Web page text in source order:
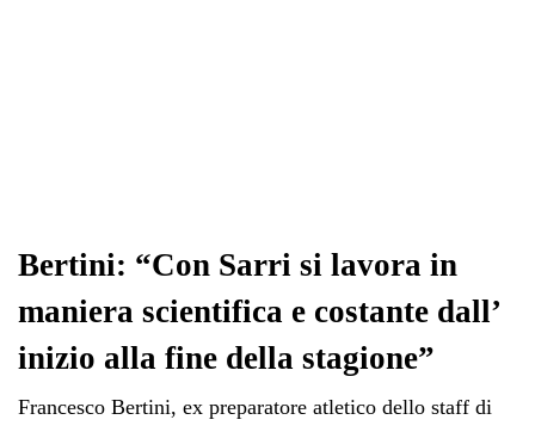
Bertini: “Con Sarri si lavora in
maniera scientifica e costante dall’
inizio alla fine della stagione”
Francesco Bertini, ex preparatore atletico dello staff di